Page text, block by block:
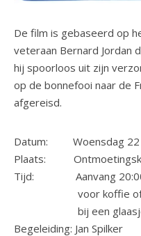
De film is gebaseerd op
veteraan Bernard Jordan
hij spoorloos uit zijn
op de bonnefooi naar de
afgereisd.
Datum: Woensdag 22
Plaats:
Tijd: Aanvang 20:00
voor koffie of
bij een glaasje
Begeleiding: Jan Spilker